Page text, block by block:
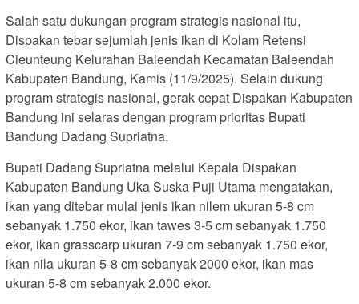
Salah satu dukungan program strategis nasional itu,
Dispakan tebar sejumlah jenis ikan di Kolam Retensi
Cieunteung Kelurahan Baleendah Kecamatan Baleendah
Kabupaten Bandung, Kamis (11/9/2025). Selain dukung
program strategis nasional, gerak cepat Dispakan Kabupaten
Bandung ini selaras dengan program prioritas Bupati
Bandung Dadang Supriatna.
Bupati Dadang Supriatna melalui Kepala Dispakan
Kabupaten Bandung Uka Suska Puji Utama mengatakan,
ikan yang ditebar mulai jenis ikan nilem ukuran 5-8 cm
sebanyak 1.750 ekor, ikan tawes 3-5 cm sebanyak 1.750
ekor, ikan grasscarp ukuran 7-9 cm sebanyak 1.750 ekor,
ikan nila ukuran 5-8 cm sebanyak 2000 ekor, ikan mas
ukuran 5-8 cm sebanyak 2.000 ekor.